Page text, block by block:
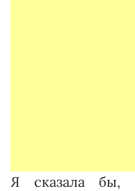
Я сказала бы,